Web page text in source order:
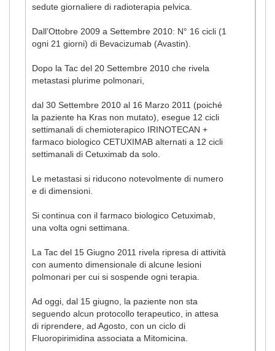
sedute giornaliere di radioterapia pelvica.
Dall’Ottobre 2009 a Settembre 2010: N° 16 cicli (1
ogni 21 giorni) di Bevacizumab (Avastin).
Dopo la Tac del 20 Settembre 2010 che rivela
metastasi plurime polmonari,
dal 30 Settembre 2010 al 16 Marzo 2011 (poiché
la paziente ha Kras non mutato), esegue 12 cicli
settimanali di chemioterapico IRINOTECAN +
farmaco biologico CETUXIMAB alternati a 12 cicli
settimanali di Cetuximab da solo.
Le metastasi si riducono notevolmente di numero
e di dimensioni.
Si continua con il farmaco biologico Cetuximab,
una volta ogni settimana.
La Tac del 15 Giugno 2011 rivela ripresa di attività
con aumento dimensionale di alcune lesioni
polmonari per cui si sospende ogni terapia.
Ad oggi, dal 15 giugno, la paziente non sta
seguendo alcun protocollo terapeutico, in attesa
di riprendere, ad Agosto, con un ciclo di
Fluoropirimidina associata a Mitomicina.